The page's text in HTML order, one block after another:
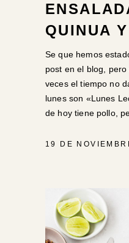
QUINUA
Se que hemos
post en el blog,
veces el tiempo no
lunes son «Lunes
de hoy tiene pollo,
19 DE